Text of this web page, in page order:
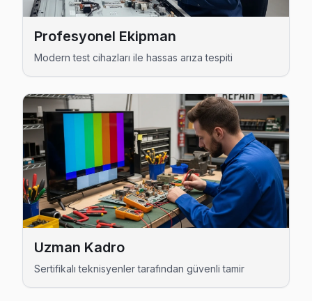
Techwood TV'niz Hürriyet'de arıza yaptıysa
Hürriyet Techwood Açılmıyor Arıza →
İnönü Techwood Servis
İnönü semtindeki Techwood TV sorunları için kapıya
İnönü Techwood Açılmıyor Arıza →
Kazım Karabekir Techwood Servis
Kazım Karabekir mahallesi Techwood TV teknisyeniniz
Bağcılar Techwood Servis →
Kemalpaşa Techwood Servis
Profesyonel Ekipman
Modern test cihazları ile hassas arıza tespiti
Uzman Kadro
Sertifikalı teknisyenler tarafından güvenli tamir